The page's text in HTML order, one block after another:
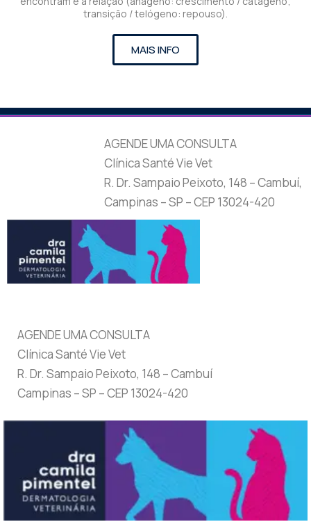
transição / telógeno: repouso).
MAIS INFO
AGENDE UMA CONSULTA
Clínica Santé Vie Vet
R. Dr. Sampaio Peixoto, 148 – Cambuí,
Campinas – SP – CEP 13024-420
AGENDE UMA CONSULTA
Clínica Santé Vie Vet
R. Dr. Sampaio Peixoto, 148 – Cambuí
Campinas – SP – CEP 13024-420